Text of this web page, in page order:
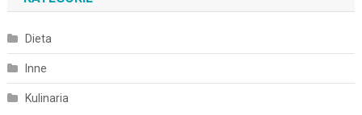
Dieta
Inne
Kulinaria